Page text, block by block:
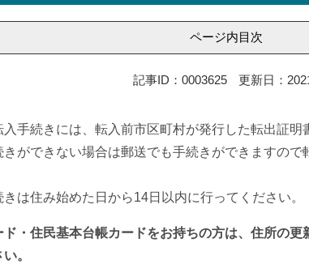
ページ内目次
記事ID：0003625 更新日：
入手続きには、転入前市区町村が発行した転出証
きができない場合は郵送でも手続きができますので
は住み始めた日から14日以内に行ってください。
ド・住民基本台帳カードをお持ちの方は、住所の
。